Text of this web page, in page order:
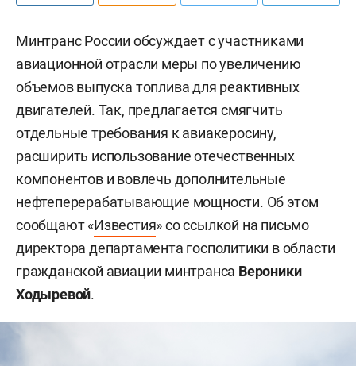
Минтранс России обсуждает с участниками
авиационной отрасли меры по увеличению
объемов выпуска топлива для реактивных
двигателей. Так, предлагается смягчить
отдельные требования к авиакеросину,
расширить использование отечественных
компонентов и вовлечь дополнительные
нефтеперерабатывающие мощности. Об этом
сообщают «Известия» со ссылкой на письмо
директора департамента госполитики в области
гражданской авиации минтранса Вероники
Ходыревой.